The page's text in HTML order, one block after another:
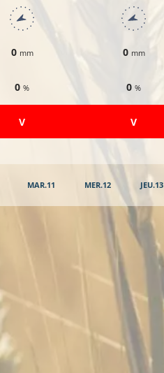
0 mm
0%
​V
0 mm
0%
​V
MAR.11 MER.12 JEU.13